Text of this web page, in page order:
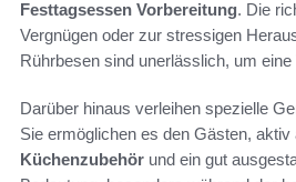
Festtagsessen Vorbereitung. Die
Vergnügen oder zur stressigen
Rührbesen sind unerlässlich, um
Darüber hinaus verleihen spezielle
Sie ermöglichen es den Gästen,
Küchenzubehör und ein gut